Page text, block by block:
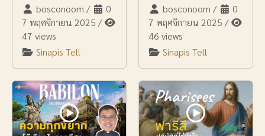
bosconoom /
0
7 พฤศจิกายน 2025 /
47 views
Sinapis Tell
bosconoom /
0
7 พฤศจิกายน 2025 /
46 views
Sinapis Tell